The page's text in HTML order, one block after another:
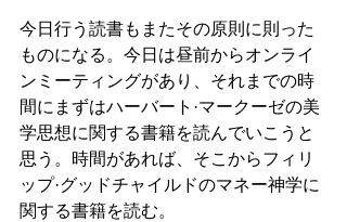
今日行う読書もまたその原則に則った
ものになる。今日は昼前からオンライ
ンミーティングがあり、それまでの時
間にまずはハーバート·マークーゼの美
学思想に関する書籍を読んでいこうと
思う。時間があれば、そこからフィリ
ップ·グッドチャイルドのマネー神学に
関する書籍を読む。